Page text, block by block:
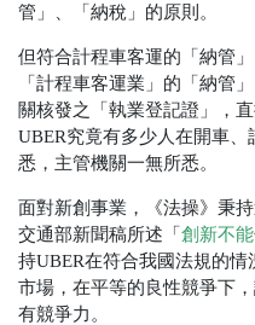
管」、「納稅」的原則。
但符合計程車客運的「納管
「計程車客運業」的「納管
關核發之「執業登記證」，
UBER究竟有多少人在開車
悉，主管機關一無所悉。
面對新創事業，《法操》秉
交通部新聞稿所述「 創新不
持UBER在符合我國法規的情
市場，在平等的良性競爭下
有競爭力。